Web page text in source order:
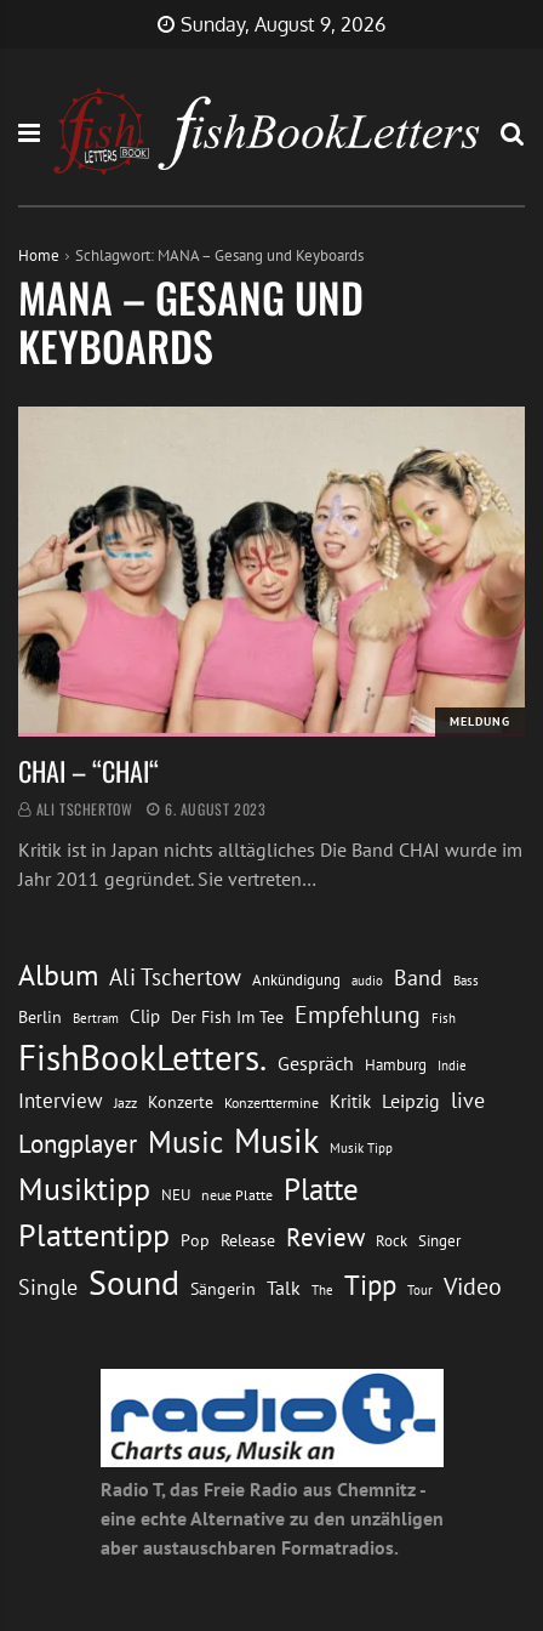
Sunday, August 9, 2026
Home Schlagwort: MANA – Gesang und Keyboards
MANA – GESANG UND
KEYBOARDS
MELDUNG
CHAI – “CHAI“
ALI TSCHERTOW 6. AUGUST 2023
Kritik ist in Japan nichts alltägliches Die Band CHAI wurde im
Jahr 2011 gegründet. Sie vertreten…
Album Ali Tschertow Ankündigung audio Band Bass
Berlin Bertram Clip Der Fish Im Tee Empfehlung Fish
FishBookLetters. Gespräch Hamburg Indie
Interview Jazz Konzerte Konzerttermine Kritik Leipzig live
Longplayer Music Musik Musik Tipp
Musiktipp NEU neue Platte Platte
Plattentipp Pop Release Review Rock Singer
Single Sound Sängerin Talk The Tipp Tour Video
Radio T, das Freie Radio aus Chemnitz -
eine echte Alternative zu den unzähligen
aber austauschbaren Formatradios.